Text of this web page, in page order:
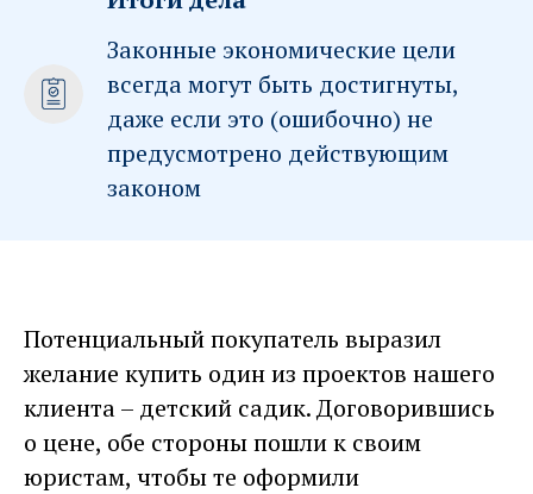
Законные экономические цели
всегда могут быть достигнуты,
даже если это (ошибочно) не
предусмотрено действующим
законом
Потенциальный покупатель выразил
желание купить один из проектов нашего
клиента – детский садик. Договорившись
о цене, обе стороны пошли к своим
юристам, чтобы те оформили